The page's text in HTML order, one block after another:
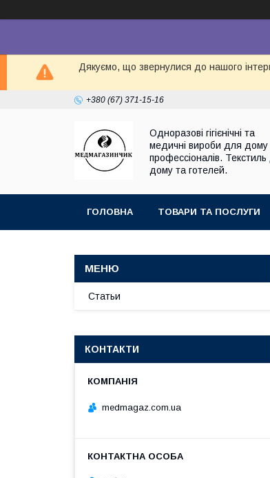
Дякуємо, що звернулися до нашого
+380 (67) 371-15-16
Одноразові гігієнічні та
медичні вироби для дому
профессіоналів.
дому та готелей.
ГОЛОВНА ТОВАРИ ТА ПОСЛУГИ
Статьи
КОНТАКТИ
medmagaz.com.ua